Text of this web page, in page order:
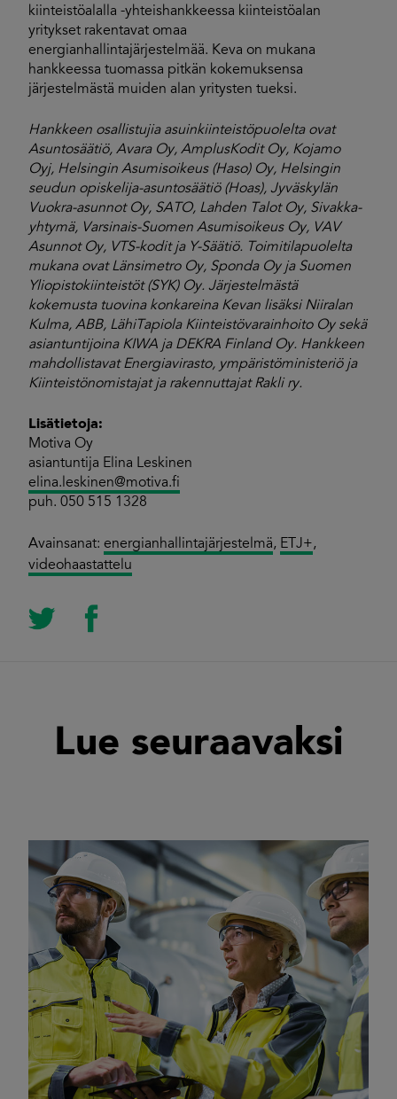
kiinteistöalalla -yhteishankkeessa kiinteistöalan
yritykset rakentavat omaa
energianhallintajärjestelmää. Keva on mukana
hankkeessa tuomassa pitkän kokemuksensa
järjestelmästä muiden alan yritysten tueksi.
Hankkeen osallistujia asuinkiinteistöpuolelta ovat
Asuntosäätiö, Avara Oy, AmplusKodit Oy, Kojamo
Oyj, Helsingin Asumisoikeus (Haso) Oy, Helsingin
seudun opiskelija-asuntosäätiö (Hoas), Jyväskylän
Vuokra-asunnot Oy, SATO, Lahden Talot Oy, Sivakka-
yhtymä, Varsinais-Suomen Asumisoikeus Oy, VAV
Asunnot Oy, VTS-kodit ja Y-Säätiö. Toimitilapuolelta
mukana ovat Länsimetro Oy, Sponda Oy ja Suomen
Yliopistokiinteistöt (SYK) Oy. Järjestelmästä
kokemusta tuovina konkareina Kevan lisäksi Niiralan
Kulma, ABB, LähiTapiola Kiinteistövarainhoito Oy sekä
asiantuntijoina KIWA ja DEKRA Finland Oy. Hankkeen
mahdollistavat Energiavirasto, ympäristöministeriö ja
Kiinteistönomistajat ja rakennuttajat Rakli ry.
Lisätietoja:
Motiva Oy
asiantuntija Elina Leskinen
elina.leskinen@motiva.fi
puh. 050 515 1328
Avainsanat: energianhallintajärjestelmä, ETJ+,
videohaastattelu
Lue seuraavaksi